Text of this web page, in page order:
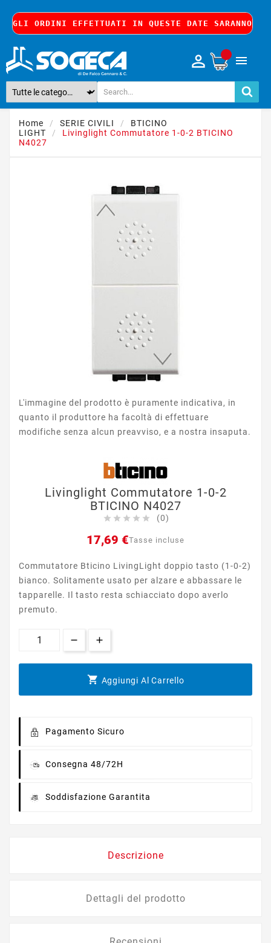
ORDINI EFFETTUATI IN QUESTE DATE SARANNO

Home SERIE CIVILI
BTICINO
LIGHT
Livinglight Commutatore 1-0-2 BTICINO
N4027
L'immagine del prodotto è puramente indicativa, in
quanto il produttore ha facoltà di effettuare
modifiche senza alcun preavviso, e a nostra insaputa.
Livinglight Commutatore 1-0-2
BTICINO N4027
     (0)
17,69 €Tasse incluse
Commutatore Bticino LivingLight doppio tasto (1-0-2)
bianco. Solitamente usato per alzare e abbassare le
tapparelle. Il tasto resta schiacciato dopo averlo
premuto.
 Aggiungi Al Carrello
Pagamento Sicuro
Consegna 48/72H
Soddisfazione Garantita
Descrizione
Dettagli del prodotto